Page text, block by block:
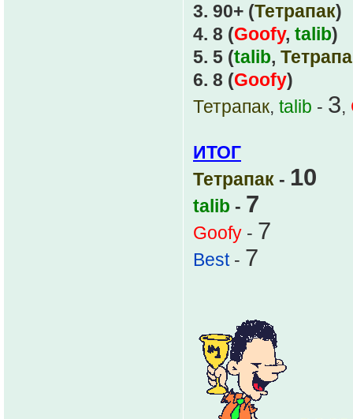
3. 90+ (Тетрапак)
4. 8 (Goofy, talib)
5. 5 (talib,
6. 8 (Goofy)
Тетрапак, talib - 3,
ИТОГ
Тетрапак - 10
talib - 7
Goofy - 7
Best- 7